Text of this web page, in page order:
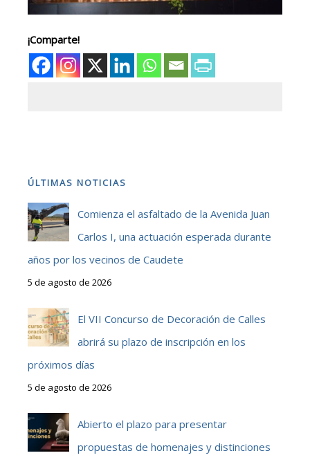
¡Comparte!
ÚLTIMAS NOTICIAS
Comienza el asfaltado de la Avenida Juan
Carlos I, una actuación esperada durante
años por los vecinos de Caudete
5 de agosto de 2026
El VII Concurso de Decoración de Calles
abrirá su plazo de inscripción en los
próximos días
5 de agosto de 2026
Abierto el plazo para presentar
propuestas de homenajes y distinciones